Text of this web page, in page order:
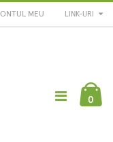
LINK-URI
MEU
0